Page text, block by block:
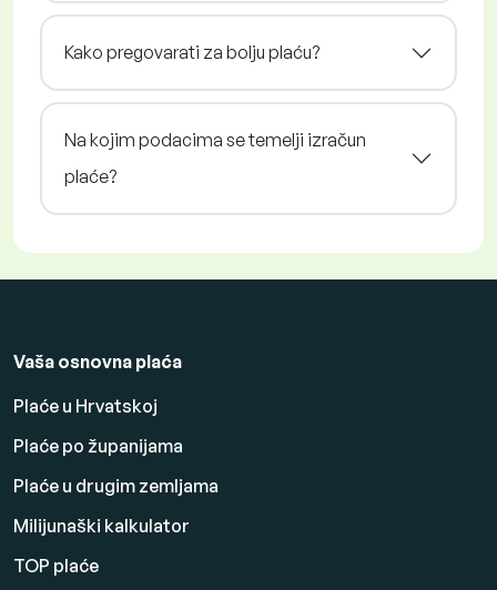
Kako pregovarati za bolju plaću?
Na kojim podacima se temelji izračun
plaće?
Vaša osnovna plaća
Plaće u Hrvatskoj
Plaće po županijama
Plaće u drugim zemljama
Milijunaški kalkulator
TOP plaće